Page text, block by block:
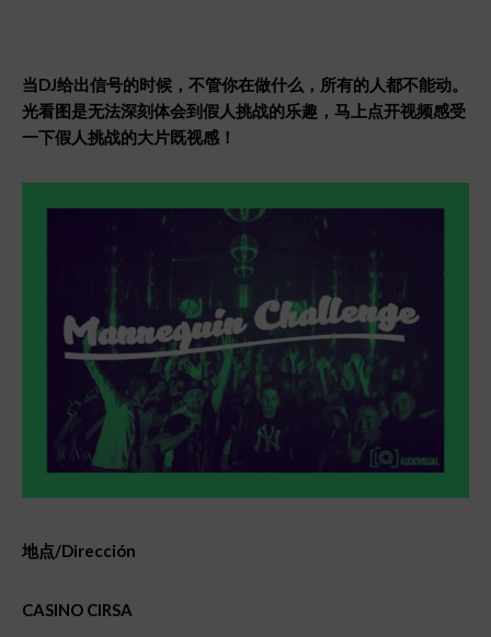
当DJ给出信号的时候，不管你在做什么，所有的人都不能动。
光看图是无法深刻体会到假人挑战的乐趣，马上点开视频感受
一下假人挑战的大片既视感！
地点/Dirección
CASINO CIRSA